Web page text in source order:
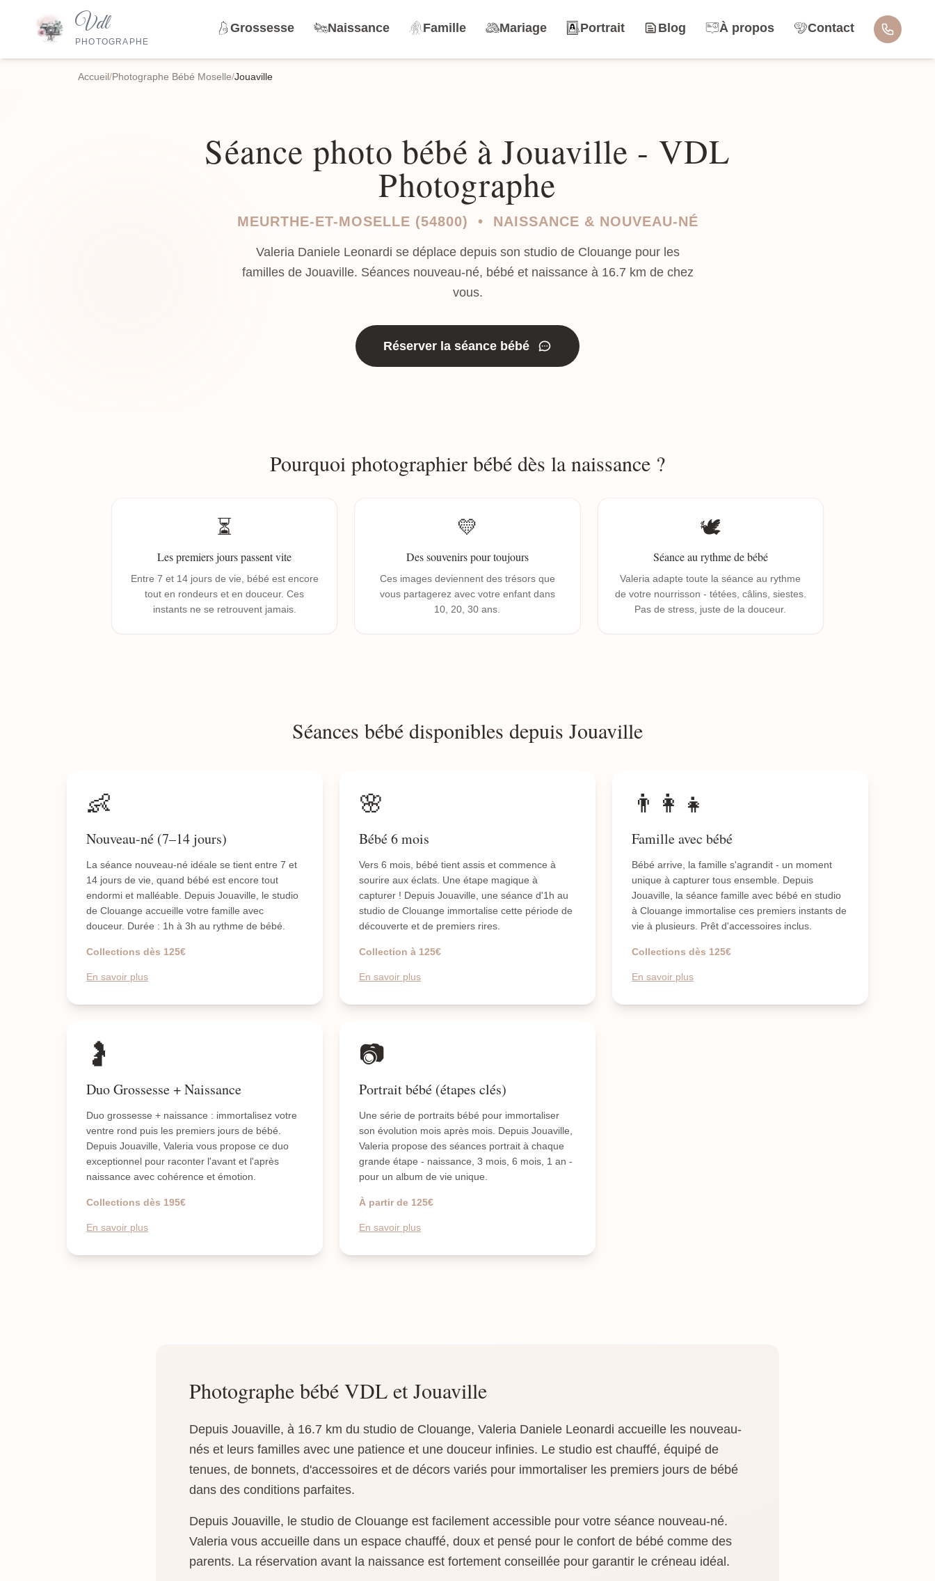
Vdl
PHOTOGRAPHE
Grossesse Naissance Famille Mariage Portrait Blog À propos Contact
Accueil/Photographe Bébé Moselle/Jouaville
Séance photo bébé à Jouaville - VDL
Photographe
MEURTHE-ET-MOSELLE (54800) • NAISSANCE & NOUVEAU-NÉ
Valeria Daniele Leonardi se déplace depuis son studio de Clouange pour les
familles de Jouaville. Séances nouveau-né, bébé et naissance à 16.7 km de chez
vous.
Réserver la séance bébé
Pourquoi photographier bébé dès la naissance ?
⏳
Les premiers jours passent vite
Entre 7 et 14 jours de vie, bébé est encore
tout en rondeurs et en douceur. Ces
instants ne se retrouvent jamais.
💛
Des souvenirs pour toujours
Ces images deviennent des trésors que
vous partagerez avec votre enfant dans
10, 20, 30 ans.
🕊️
Séance au rythme de bébé
Valeria adapte toute la séance au rythme
de votre nourrisson - tétées, câlins, siestes.
Pas de stress, juste de la douceur.
Séances bébé disponibles depuis Jouaville
👶
Nouveau-né (7–14 jours)
La séance nouveau-né idéale se tient entre 7 et
14 jours de vie, quand bébé est encore tout
endormi et malléable. Depuis Jouaville, le studio
de Clouange accueille votre famille avec
douceur. Durée : 1h à 3h au rythme de bébé.
Collections dès 125€
En savoir plus
🌸
Bébé 6 mois
Vers 6 mois, bébé tient assis et commence à
sourire aux éclats. Une étape magique à
capturer ! Depuis Jouaville, une séance d'1h au
studio de Clouange immortalise cette période de
découverte et de premiers rires.
Collection à 125€
En savoir plus
👨‍👩‍👧
Famille avec bébé
Bébé arrive, la famille s'agrandit - un moment
unique à capturer tous ensemble. Depuis
Jouaville, la séance famille avec bébé en studio
à Clouange immortalise ces premiers instants de
vie à plusieurs. Prêt d'accessoires inclus.
Collections dès 125€
En savoir plus
🤰
Duo Grossesse + Naissance
Duo grossesse + naissance : immortalisez votre
ventre rond puis les premiers jours de bébé.
Depuis Jouaville, Valeria vous propose ce duo
exceptionnel pour raconter l'avant et l'après
naissance avec cohérence et émotion.
Collections dès 195€
En savoir plus
📷
Portrait bébé (étapes clés)
Une série de portraits bébé pour immortaliser
son évolution mois après mois. Depuis Jouaville,
Valeria propose des séances portrait à chaque
grande étape - naissance, 3 mois, 6 mois, 1 an -
pour un album de vie unique.
À partir de 125€
En savoir plus
Photographe bébé VDL et Jouaville
Depuis Jouaville, à 16.7 km du studio de Clouange, Valeria Daniele Leonardi accueille les nouveau-
nés et leurs familles avec une patience et une douceur infinies. Le studio est chauffé, équipé de
tenues, de bonnets, d'accessoires et de décors variés pour immortaliser les premiers jours de bébé
dans des conditions parfaites.
Depuis Jouaville, le studio de Clouange est facilement accessible pour votre séance nouveau-né.
Valeria vous accueille dans un espace chauffé, doux et pensé pour le confort de bébé comme des
parents. La réservation avant la naissance est fortement conseillée pour garantir le créneau idéal.